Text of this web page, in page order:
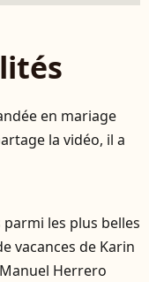
en mariage
la vidéo, il a
les plus belles
vacances de Karin
Herrero